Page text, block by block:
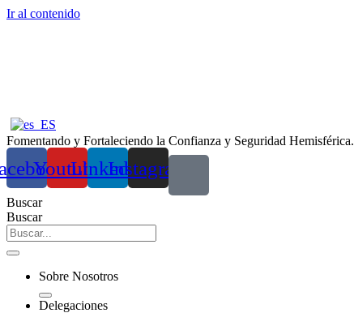
Ir al contenido
Fomentando y Fortaleciendo la Confianza y Seguridad Hemisférica.
YoutubeLinkedin
Instagram
Buscar
Buscar
Sobre Nosotros
Delegaciones